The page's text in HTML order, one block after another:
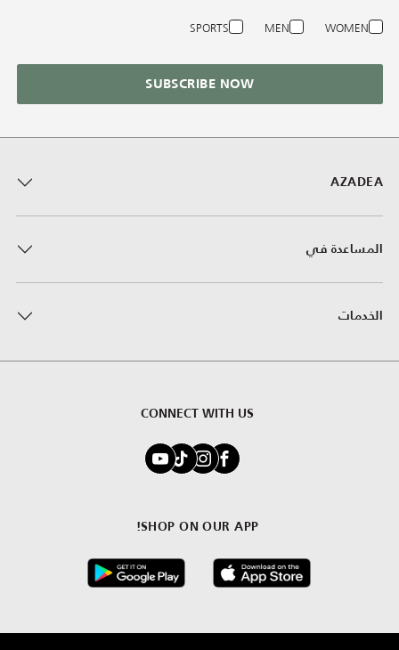
AZADEA
المساعدة في
الخدمات
CONNECT WITH US
SHOP ON OUR APP!
WOMEN
MEN
SPORTS
SUBSCRIBE NOW